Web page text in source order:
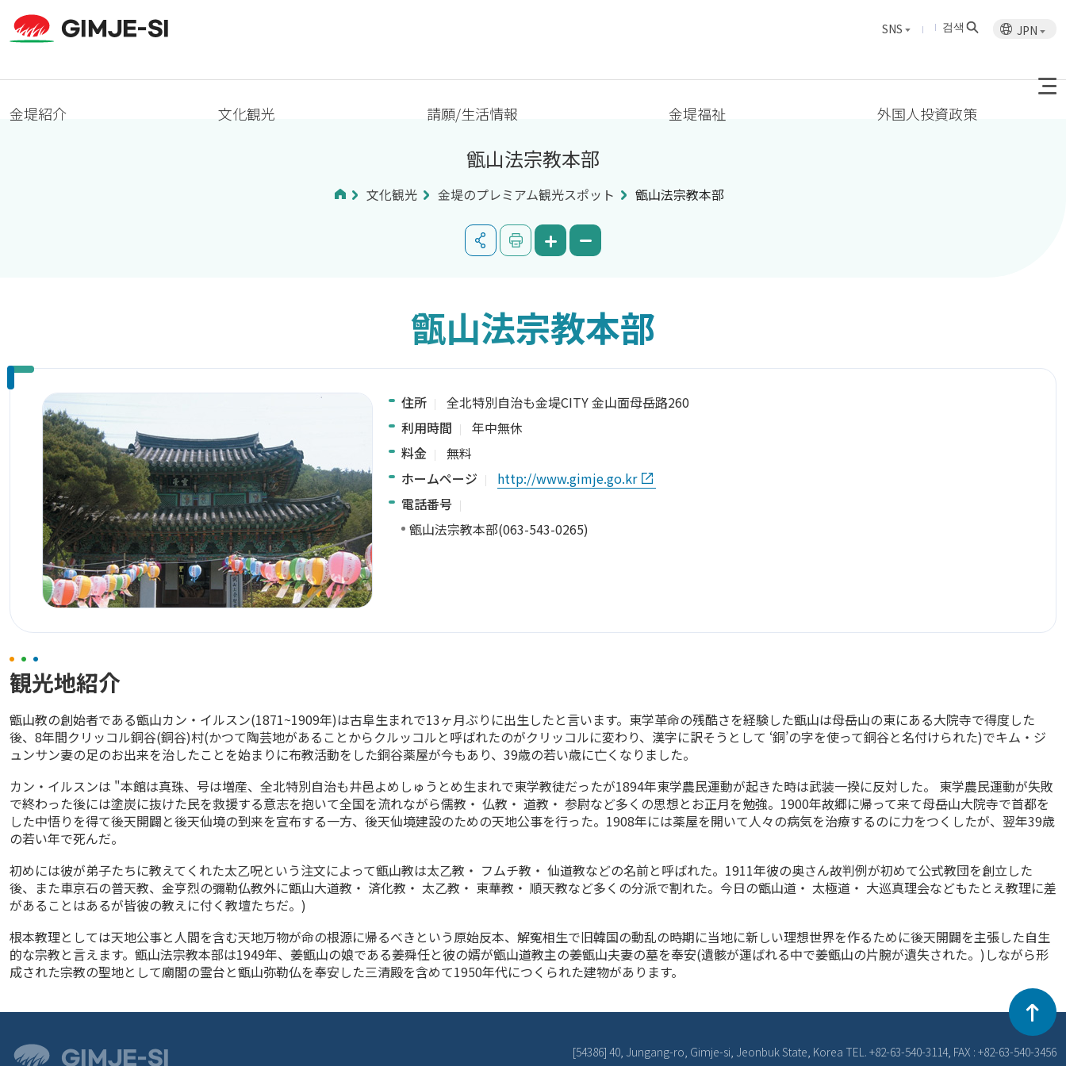
金堤紹介 文化観光 請願/生活情報 金堤福祉 外国人投資政策
SNS 검색 JPN
甑山法宗教本部
文化観光 金堤のプレミアム観光スポット 甑山法宗教本部
甑山法宗教本部
住所
全北特別自治も金堤CITY 金山面母岳路260
利用時間
年中無休
料金
無料
ホームページ
http://www.gimje.go.kr
電話番号
甑山法宗教本部(063-543-0265)
観光地紹介
甑山教の創始者である甑山カン・イルスン(1871~1909年)は古阜生まれで13ヶ月ぶりに出生したと言います。東学革命の残酷さを経験した甑山は母岳山の東にある大院寺で得度した
後、8年間クリッコル銅谷(銅谷)村(かつて陶芸地があることからクルッコルと呼ばれたのがクリッコルに変わり、漢字に訳そうとして ‘銅’の字を使って銅谷と名付けられた)でキム・ジ
ュンサン妻の足のお出来を治したことを始まりに布教活動をした銅谷薬屋が今もあり、39歳の若い歳に亡くなりました。
カン・イルスンは "本館は真珠、号は増産、全北特別自治も井邑よめしゅうとめ生まれで東学教徒だったが1894年東学農民運動が起きた時は武装一揆に反対した。 東学農民運動が失敗
で終わった後には塗炭に抜けた民を救援する意志を抱いて全国を流れながら儒教・ 仏教・ 道教・ 参尉など多くの思想とお正月を勉強。1900年故郷に帰って来て母岳山大院寺で首都を
した中悟りを得て後天開闢と後天仙境の到来を宣布する一方、後天仙境建設のための天地公事を行った。1908年には薬屋を開いて人々の病気を治療するのに力をつくしたが、翌年39歳
の若い年で死んだ。
初めには彼が弟子たちに教えてくれた太乙呪という注文によって甑山教は太乙教・ フムチ教・ 仙道教などの名前と呼ばれた。1911年彼の奥さん故判例が初めて公式教団を創立した
後、また車京石の普天教、金亨烈の彌勒仏教外に甑山大道教・ 済化教・ 太乙教・ 東華教・ 順天教など多くの分派で割れた。今日の甑山道・ 太極道・ 大巡真理会などもたとえ教理に差
があることはあるが皆彼の教えに付く教壇たちだ。)
根本教理としては天地公事と人間を含む天地万物が命の根源に帰るべきという原始反本、解寃相生で旧韓国の動乱の時期に当地に新しい理想世界を作るために後天開闢を主張した自生
的な宗教と言えます。甑山法宗教本部は1949年、姜甑山の娘である姜舜任と彼の婿が甑山道教主の姜甑山夫妻の墓を奉安(遺骸が運ばれる中で姜甑山の片腕が遺失された。)しながら形
成された宗教の聖地として廟閣の霊台と甑山弥勒仏を奉安した三清殿を含めて1950年代につくられた建物があります。
[54386] 40, Jungang-ro, Gimje-si, Jeonbuk State, Korea TEL. +82-63-540-3114, FAX : +82-63-540-3456